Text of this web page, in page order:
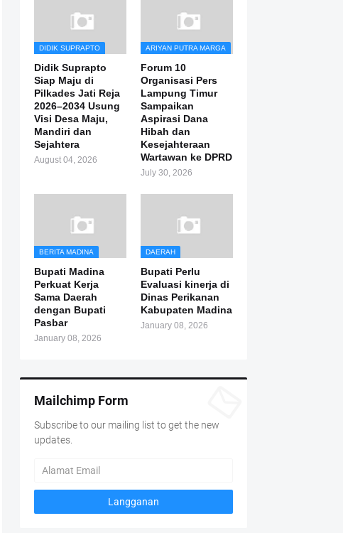
DIDIK SUPRAPTO
Didik Suprapto
Siap Maju di
Pilkades Jati Reja
2026–2034 Usung
Visi Desa Maju,
Mandiri dan
Sejahtera
August 04, 2026
ARIYAN PUTRA MARGA
Forum 10
Organisasi Pers
Lampung Timur
Sampaikan
Aspirasi Dana
Hibah dan
Kesejahteraan
Wartawan ke DPRD
July 30, 2026
BERITA MADINA
Bupati Madina
Perkuat Kerja
Sama Daerah
dengan Bupati
Pasbar
January 08, 2026
DAERAH
Bupati Perlu
Evaluasi kinerja di
Dinas Perikanan
Kabupaten Madina
January 08, 2026
Mailchimp Form
Subscribe to our mailing list to get the new
updates.